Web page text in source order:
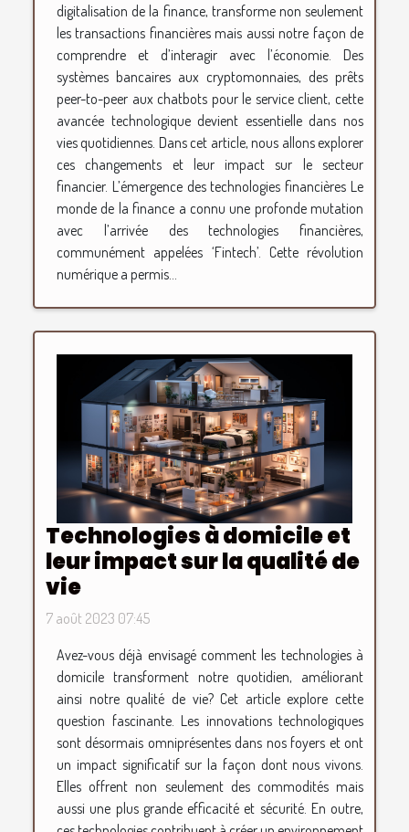
digitalisation de la finance, transforme non seulement
les transactions financières mais aussi notre façon de
comprendre et d’interagir avec l’économie. Des
systèmes bancaires aux cryptomonnaies, des prêts
peer-to-peer aux chatbots pour le service client, cette
avancée technologique devient essentielle dans nos
vies quotidiennes. Dans cet article, nous allons explorer
ces changements et leur impact sur le secteur
financier. L’émergence des technologies financières Le
monde de la finance a connu une profonde mutation
avec l’arrivée des technologies financières,
communément appelées ‘Fintech’. Cette révolution
numérique a permis...
Technologies à domicile et
leur impact sur la qualité de
vie
7 août 2023 07:45
Avez-vous déjà envisagé comment les technologies à
domicile transforment notre quotidien, améliorant
ainsi notre qualité de vie? Cet article explore cette
question fascinante. Les innovations technologiques
sont désormais omniprésentes dans nos foyers et ont
un impact significatif sur la façon dont nous vivons.
Elles offrent non seulement des commodités mais
aussi une plus grande efficacité et sécurité. En outre,